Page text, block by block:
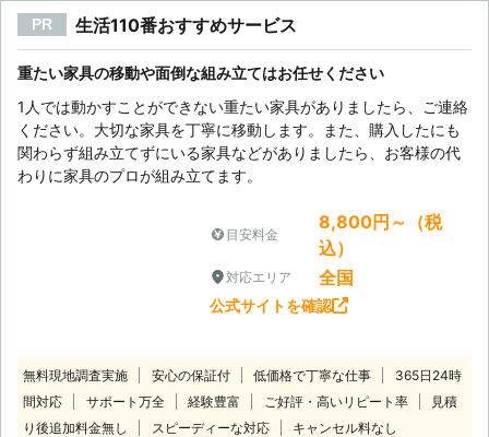
PR 生活110番おすすめサービス
重たい家具の移動や面倒な組み立てはお任せください
1人では動かすことができない重たい家具がありましたら、ご連絡
ください。大切な家具を丁寧に移動します。また、購入したにも
関わらず組み立てずにいる家具などがありましたら、お客様の代
わりに家具のプロが組み立てます。
目安料金
8,800円～（税
込）
対応エリア 全国
公式サイトを確認
無料現地調査実施 安心の保証付 低価格で丁寧な仕事
365日24時
間対応
サポート万全 経験豊富 ご好評・高いリピート率
見積
り後追加料金無し
スピーディーな対応 キャンセル料なし